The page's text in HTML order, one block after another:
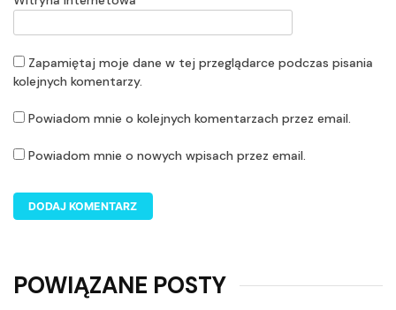
Zapamiętaj moje dane w tej przeglądarce podczas pisania
kolejnych komentarzy.
Powiadom mnie o kolejnych komentarzach przez email.
Powiadom mnie o nowych wpisach przez email.
POWIĄZANE POSTY